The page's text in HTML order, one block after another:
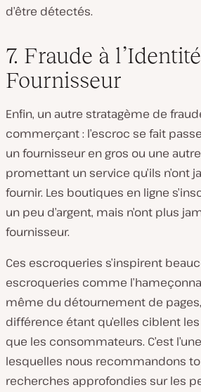
d’être détectés.
7. Fraude à
Fournisseur
Enfin, un autre stratagème de
commerçant : l’escroc se fait
un fournisseur en gros ou une
promettant un service qu’ils n’ont
fournir. Les boutiques en ligne
un peu d’argent, mais n’ont plus
fournisseur.
Ces escroqueries s’inspirent
escroqueries comme
même du détournement de
différence étant qu’elles ciblent
que les consommateurs. C’est
lesquelles nous recommandons
recherches approfondies sur les